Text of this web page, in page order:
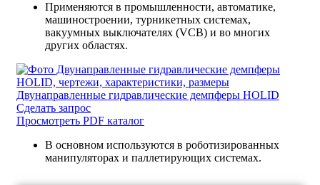
Применяются в промышленности, автоматике,
машиностроении, турникетных системах,
вакуумных выключателях (VCB) и во многих
других областях.
Двунаправленные гидравлические демпферы HOLID
Сделать запрос
Просмотреть PDF каталог
В основном используются в роботизированных
манипуляторах и паллетирующих системах.